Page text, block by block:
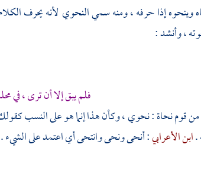
وينحوه إذا حرفه ، ومنه سمي النحوي لأنه يحرف
، وأنشد :
فلم يبق إلا أن ترى ، في
قوم نحاة : نحوي ، وكأن هذا إنما هو على النسب
.ابن الأعرابي: أنحى ونحى وانتحى أي اعتمد على الشيء